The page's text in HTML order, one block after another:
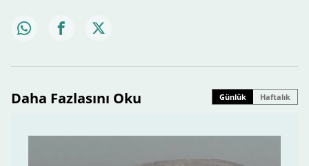
Daha Fazlasını Oku Günlük Haftalık